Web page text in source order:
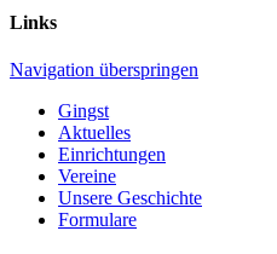
Links
Navigation überspringen
Gingst
Aktuelles
Einrichtungen
Vereine
Unsere Geschichte
Formulare